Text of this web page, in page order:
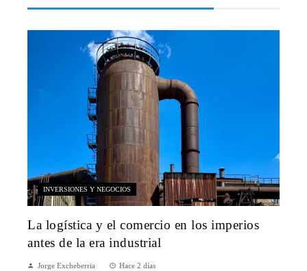
INVERSIONES Y NEGOCIOS
La logística y el comercio en los imperios
antes de la era industrial
Jorge Excheberria Hace 2 días